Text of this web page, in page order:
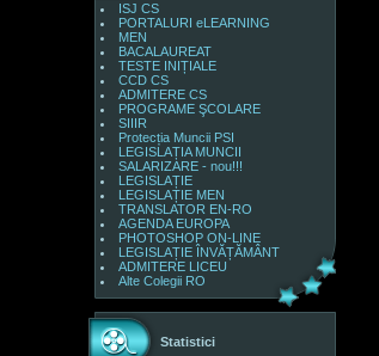
ISJ CS
PORTALURI eLEARNING
MEN
BACALAUREAT
TESTE INIȚIALE
CCD CS
ADMITERE CS
PROGRAME ŞCOLARE
SIIIR
Protecția Muncii PSI
LEGISLAȚIA MUNCII
SALARIZARE - nou!!!
LEGISLAȚIE
LEGISLAȚIE MEN
TRANSLATOR EN-RO
AGENDA EUROPA
PHOTOSHOP ON-LINE
LEGISLAȚIE ÎNVĂȚĂMÂNT
ADMITERE LICEU
Alte Colegii RO
Statistici